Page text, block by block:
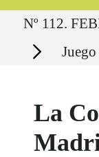
Ruta del sitio
Nº 112.
Secciones
La